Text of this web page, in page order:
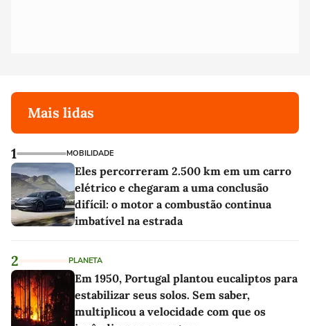
Mais lidas
1 MOBILIDADE
Eles percorreram 2.500 km em um carro
elétrico e chegaram a uma conclusão
difícil: o motor a combustão continua
imbatível na estrada
2 PLANETA
Em 1950, Portugal plantou eucaliptos para
estabilizar seus solos. Sem saber,
multiplicou a velocidade com que os